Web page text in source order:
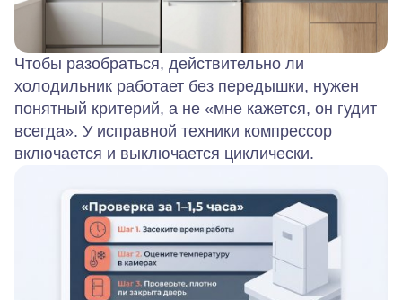
Чтобы разобраться, действительно ли
холодильник работает без передышки, нужен
понятный критерий, а не «мне кажется, он гудит
всегда». У исправной техники компрессор
включается и выключается циклически.